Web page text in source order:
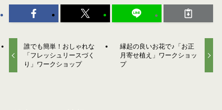
誰でも簡単！おしゃれな
「フレッシュリースづく
り」ワークショップ
縁起の良いお花で♪「お正
月寄せ植え」ワークショッ
プ